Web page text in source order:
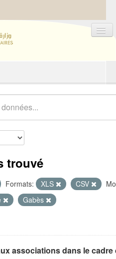
trouvé
Formats: XLS CSV
Gabès
associations dans le